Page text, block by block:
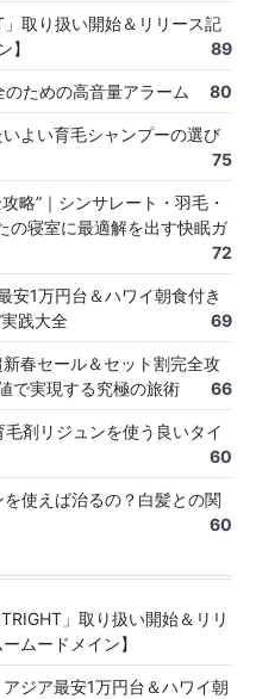
取り扱い開始＆リリース記
】
89
ための高音量アラーム 80
よい育毛シャンプーの選び
75
略”｜シンサレート・羽毛・
の寝室に最適解を出す快眠ガ
72
安1万円台＆ハワイ朝食付き
践大全
69
春セール＆セット割完全攻
で実現する究極の旅術
66
剤リジュンを使う良いタイ
60
使えば治るの？白髪との関
60
」取り扱い開始＆リリ
ムードメイン】
アジア最安1万円台＆ハワイ朝